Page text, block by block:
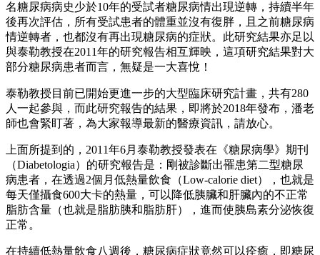
名糖尿病病史少於10年的受試者糖尿病情出現逆轉，持續半年
後再次評估，所有受試患者的體重並沒有復胖，且之前糖尿病
情逆轉者，也都沒有再出現糖尿病的症狀。此研究結果亦足以
與泰勒教授在2011年的研究報告相互輝映，這項研究結果對大
部分糖尿病患者而言，無疑是一大喜悅！
泰勒教授目前已開始更進一步的大型臨床研究計畫，共有280
人一起參與，而此研究報告的結果，即將於2018年發布，潘老
師也會緊盯著，為大家報導最新的醫療資訊，請放心。
上面所提到的，2011年6月泰勒教授發表在《糖尿病學》期刊
（Diabetologia）的研究報告是：剛被診斷出罹患第二型糖尿
病患者，在透過2個月低熱量飲食（Low-calorie diet），也就是
每天僅攝食600大卡的熱量，可以降低胰臟和肝臟內的不正常
脂肪含量（也就是脂肪胰和脂肪肝），進而使胰島素分泌恢復
正常。
在持續低熱量飲食八週後，糖尿病症狀竟然可以痊癒，即糖尿